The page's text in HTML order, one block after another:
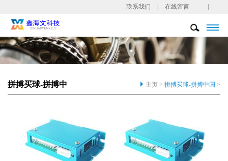
联系我们 在线留言

拼搏买球-拼搏中 主页 > 拼搏买球-拼搏中国 >